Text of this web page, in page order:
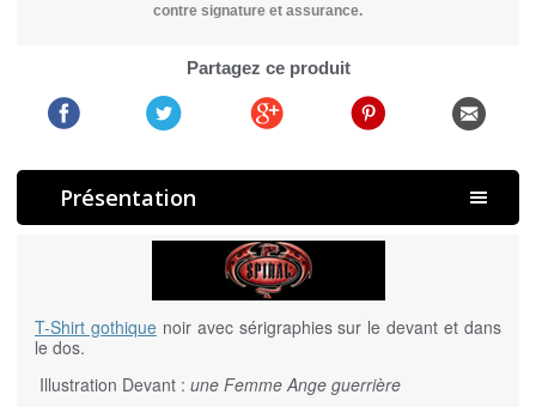
contre signature et assurance.
Partagez ce produit
Présentation
T-Shirt gothiquenoir avec sérigraphies sur le devant et dans
le dos.
Illustration Devant : une Femme Ange guerrière